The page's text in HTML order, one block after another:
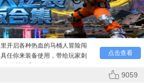
动作闯关
12967款应用
冒险解谜
9188款应用
卡牌对战
体育运动点击查看
人逆袭系列的城市犯罪对战游
开启各种热血的马桶人冒险闯
任你来装备使用，带给玩家刺
就带来几款这样的软件，喜欢
9059